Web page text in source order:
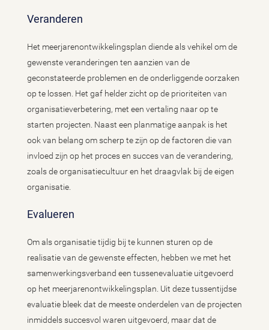
Veranderen
Het meerjarenontwikkelingsplan diende als vehikel om de
gewenste veranderingen ten aanzien van de
geconstateerde problemen en de onderliggende oorzaken
op te lossen. Het gaf helder zicht op de prioriteiten van
organisatieverbetering, met een vertaling naar op te
starten projecten. Naast een planmatige aanpak is het
ook van belang om scherp te zijn op de factoren die van
invloed zijn op het proces en succes van de verandering,
zoals de organisatiecultuur en het draagvlak bij de eigen
organisatie.
Evalueren
Om als organisatie tijdig bij te kunnen sturen op de
realisatie van de gewenste effecten, hebben we met het
samenwerkingsverband een tussenevaluatie uitgevoerd
op het meerjarenontwikkelingsplan. Uit deze tussentijdse
evaluatie bleek dat de meeste onderdelen van de projecten
inmiddels succesvol waren uitgevoerd, maar dat de